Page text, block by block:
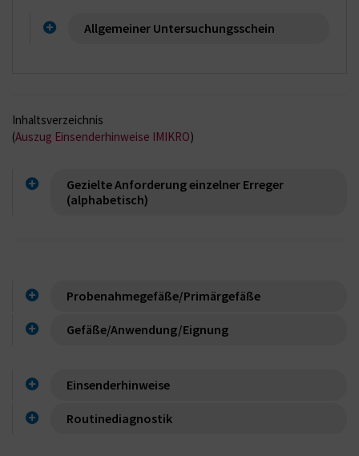
Allgemeiner Untersuchungsschein
Inhaltsverzeichnis
(Auszug Einsenderhinweise IMIKRO)
Gezielte Anforderung einzelner Erreger
(alphabetisch)
Probenahmegefäße/Primärgefäße
Gefäße/Anwendung/Eignung
Einsenderhinweise
Routinediagnostik